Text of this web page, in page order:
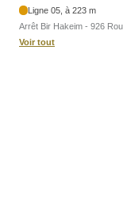
Ligne 05, à 223 m
Arrêt Bir Hakeim - 926
Voir tout